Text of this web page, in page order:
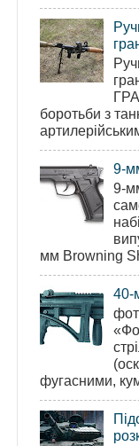
боротьби з
9-
9-
мм Browning
40-
фугасними,